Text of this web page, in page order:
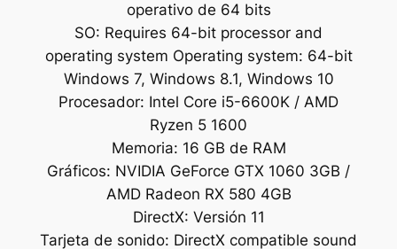
operativo de 64 bits
SO: Requires 64-bit processor and
operating system Operating system: 64-bit
Windows 7, Windows 8.1, Windows 10
Procesador: Intel Core i5-6600K / AMD
Ryzen 5 1600
Memoria: 16 GB de RAM
Gráficos: NVIDIA GeForce GTX 1060 3GB /
AMD Radeon RX 580 4GB
DirectX: Versión 11
Tarjeta de sonido: DirectX compatible sound